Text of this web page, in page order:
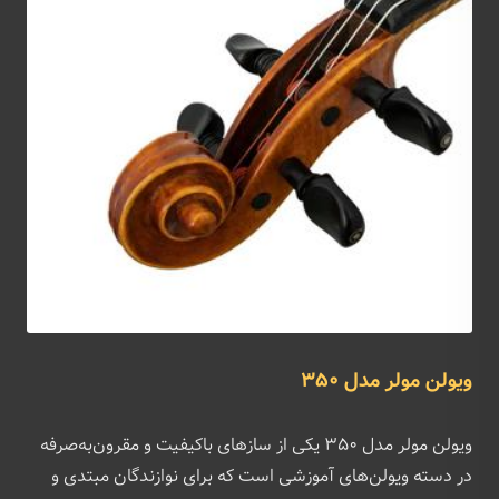
ویولن مولر مدل ۳۵۰
ویولن مولر مدل ۳۵۰ یکی از سازهای باکیفیت و مقرون‌به‌صرفه
در دسته ویولن‌های آموزشی است که برای نوازندگان مبتدی و